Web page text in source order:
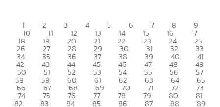
1 2 3 4 5 6 7 8 9
10 11 12 13 14 15 16 17
18 19 20 21 22 23 24 25
26 27 28 29 30 31 32 33
34 35 36 37 38 39 40 41
42 43 44 45 46 47 48 49
50 51 52 53 54 55 56 57
58 59 60 61 62 63 64 65
66 67 68 69 70 71 72 73
74 75 76 77 78 79 80 81
82 83 84 85 86 87 88 89